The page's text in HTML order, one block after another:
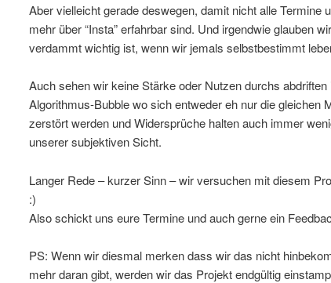
Aber vielleicht gerade deswegen, damit nicht alle Termine
mehr über “Insta” erfahrbar sind. Und irgendwie glauben
verdammt wichtig ist, wenn wir jemals selbstbestimmt
Auch sehen wir keine Stärke oder Nutzen durchs
Algorithmus-Bubble wo sich entweder eh nur die gleichen
zerstört werden und Widersprüche halten auch immer
unserer subjektiven Sicht.
Langer Rede – kurzer Sinn – wir versuchen mit diesem
:)
Also schickt uns eure Termine und auch gerne ein
PS: Wenn wir diesmal merken dass wir das nicht
mehr daran gibt, werden wir das Projekt endgültig